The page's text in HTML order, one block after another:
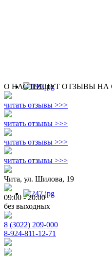
О НАС ПИШУТ ОТЗЫВЫ НА
читать отзывы >>>
читать отзывы >>>
читать отзывы >>>
читать отзывы >>>
Чита, ул. Шилова, 19
09:00 - 20:00
без выходных
8 (3022) 209-000
8-924-811-12-71